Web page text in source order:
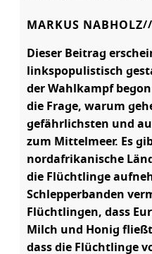
MARKUS NABHOLZ//
Dieser Beitrag
linkspopulistisch
der Wahlkampf
die Frage, warum
gefährlichsten und
zum Mittelmeer. Es
nordafrikanische
die Flüchtlinge
Schlepperbanden
Flüchtlingen, dass
Milch und Honig
dass die Flüchtlinge